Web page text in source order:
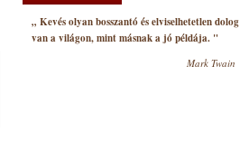
„ Kevés olyan bosszantó és elviselhetetlen dolog
van a világon, mint másnak a jó példája. "
Mark Twain